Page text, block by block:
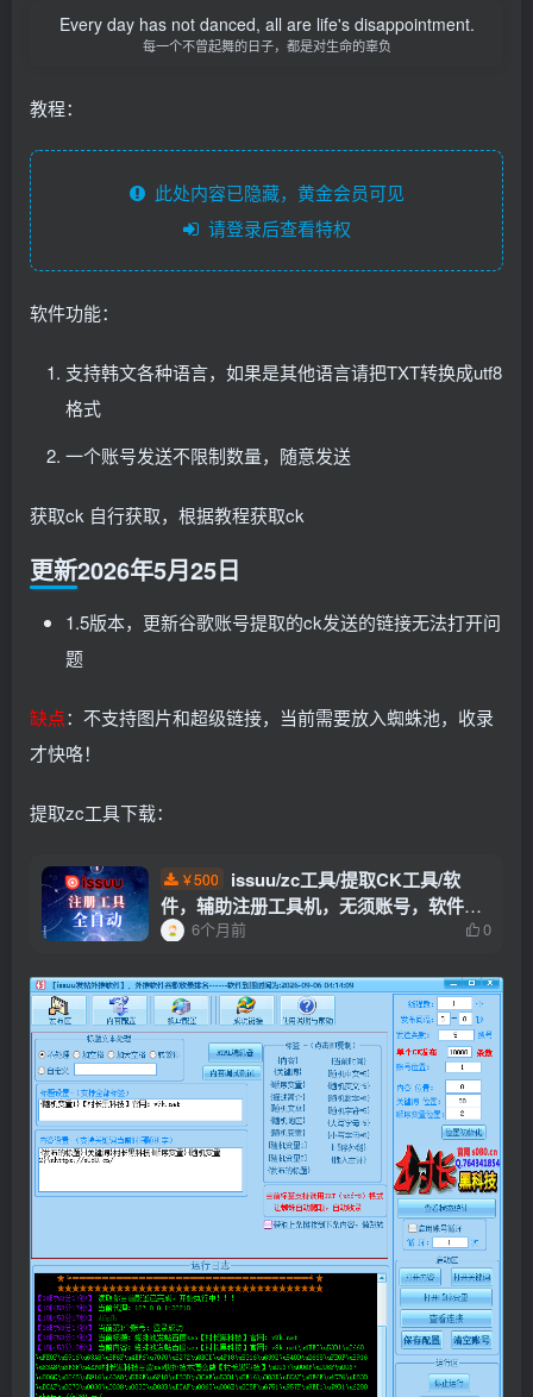
Every day has not danced, all are life's disappointment.
每一个不曾起舞的日子，都是对生命的辜负
教程：
此处内容已隐藏，黄金会员可见
请登录后查看特权
软件功能：
支持韩文各种语言，如果是其他语言请把TXT转换成utf8
格式
一个账号发送不限制数量，随意发送
获取ck 自行获取，根据教程获取ck
更新2026年5月25日
1.5版本，更新谷歌账号提取的ck发送的链接无法打开问
题
缺点：不支持图片和超级链接，当前需要放入蜘蛛池，收录
才快咯！
提取zc工具下载：
￥500
issuu/zc工具/提取CK工具/软
件，辅助注册工具机，无须账号，软件辅
助注册工具
6个月前 0